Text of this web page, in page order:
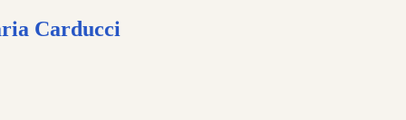
Carducci